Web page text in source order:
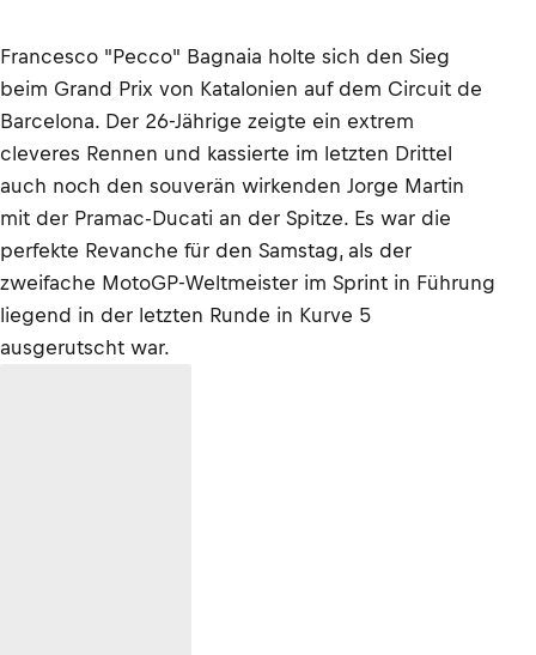
Francesco "Pecco" Bagnaia holte sich den Sieg
beim Grand Prix von Katalonien auf dem Circuit de
Barcelona. Der 26-Jährige zeigte ein extrem
cleveres Rennen und kassierte im letzten Drittel
auch noch den souverän wirkenden Jorge Martin
mit der Pramac-Ducati an der Spitze. Es war die
perfekte Revanche für den Samstag, als der
zweifache MotoGP-Weltmeister im Sprint in Führung
liegend in der letzten Runde in Kurve 5
ausgerutscht war.